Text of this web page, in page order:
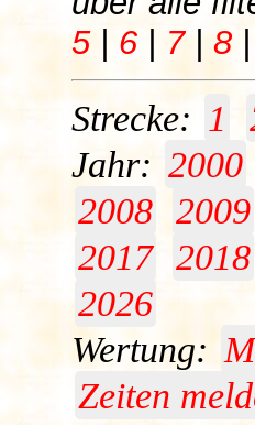
5| 6 7| 8
Strecke: 1
Jahr: 2000
2008 2009
2017 2018
2026
Wertung:
Zeiten